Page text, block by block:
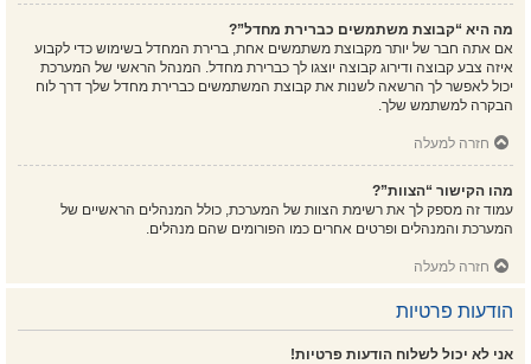
מה היא “קבוצת משתמשים כברירת מחדל”?
אם אתה חבר של יותר מקבוצת משתמשים אחת, ברירת המחדל בשימוש כדי לקבוע
איזה צבע קבוצה ודירוג קבוצה יוצגו לך כברירת מחדל. המנהל הראשי של המערכת
יכול לאפשר לך הרשאה לשנות את קבוצת המשתמשים כברירת מחדל שלך דרך לוח
הבקרה למשתמש שלך.
חזרה למעלה
מהו הקישור “הצוות”?
עמוד זה מספק לך את רשימת הצוות של המערכת, כולל המנהלים הראשיים של
המערכת והמנהלים ופרטים אחרים כמו הפורומים שהם מנהלים.
חזרה למעלה
הודעות פרטיות
אני לא יכול לשלוח הודעות פרטיות!